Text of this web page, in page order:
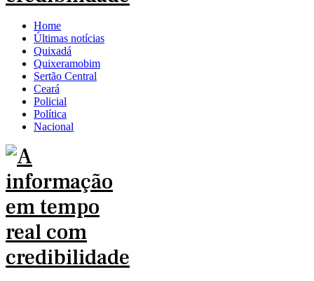
Home
Últimas notícias
Quixadá
Quixeramobim
Sertão Central
Ceará
Policial
Política
Nacional